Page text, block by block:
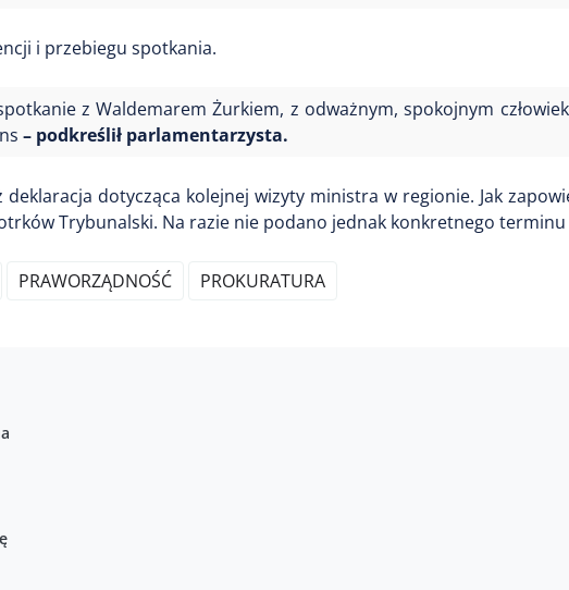
i przebiegu spotkania.
z Waldemarem Żurkiem, z odważnym, spokojnym
– podkreślił parlamentarzysta.
dotycząca kolejnej wizyty ministra w regionie. Jak
Trybunalski. Na razie nie podano jednak konkretnego
PRAWORZĄDNOŚĆ PROKURATURA